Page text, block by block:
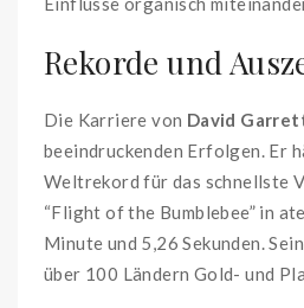
Rekorde und
Die Karriere von David
beeindruckenden Erfolgen. Er
Weltrekord für das schnellste
“Flight of the Bumblebee” in
Minute und 5,26 Sekunden.
über 100 Ländern Gold- und